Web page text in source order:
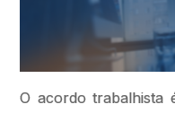
O acordo trabalhista